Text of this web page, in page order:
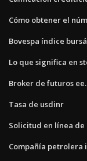
Cómo obtener el
Bovespa índice
Lo que significa en
Broker de futuros ee.
Tasa de usdinr
Solicitud en línea
Compañía